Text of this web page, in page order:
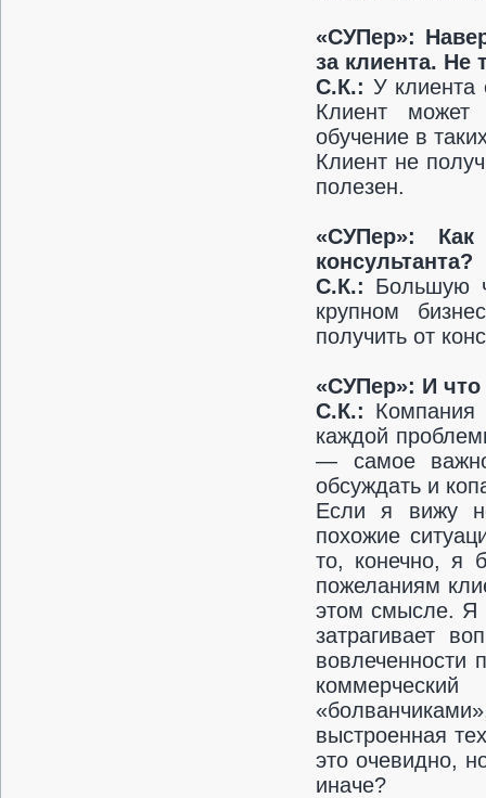
«СУПер»:
за клиента. Не
С.К.: У клиента
Клиент может
обучение в
Клиент не
полезен.
«СУПер»:
консультанта?
С.К.: Большую
крупном
получить от
«СУПер»: И что
С.К.:
каждой
— самое
обсуждать и
Если я вижу
похожие
то, конечно, я
пожеланиям
этом смысле. Я
затрагивает
вовлеченности
выстроенная
это очевидно,
иначе?